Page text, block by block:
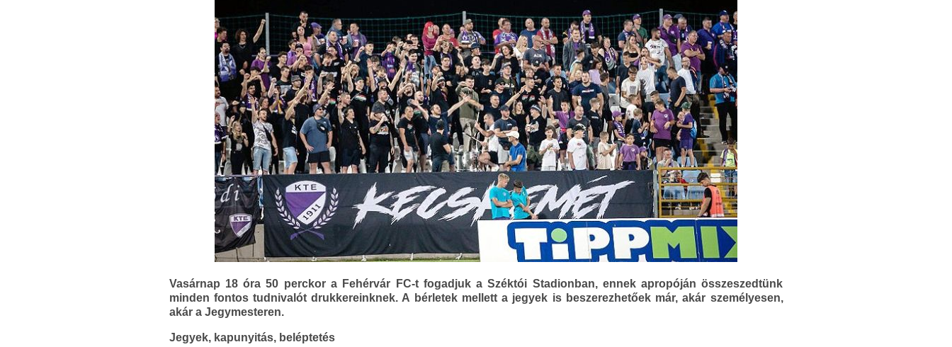
Vasárnap 18 óra 50 perckor a Fehérvár FC-t fogadjuk a Széktói Stadionban, ennek apropóján összeszedtünk
minden fontos tudnivalót drukkereinknek. A bérletek mellett a jegyek is beszerezhetőek már, akár személyesen,
akár a Jegymesteren.
Jegyek, kapunyitás, beléptetés